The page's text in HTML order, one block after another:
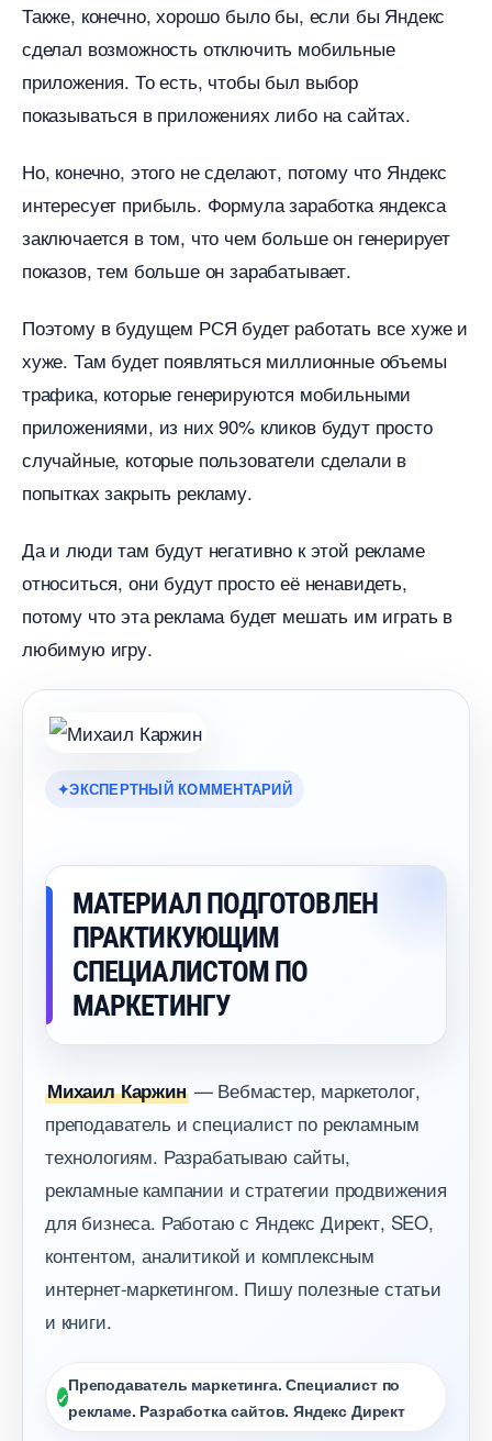
Также, конечно, хорошо было бы, если бы Яндекс
сделал возможность отключить мобильные
приложения. То есть, чтобы был выбор
показываться в приложениях либо на сайтах.
Но, конечно, этого не сделают, потому что Яндекс
интересует прибыль. Формула заработка яндекса
заключается в том, что чем больше он генерирует
показов, тем больше он зарабатывает.
Поэтому в будущем РСЯ будет работать все хуже и
хуже. Там будет появляться миллионные объемы
трафика, которые генерируются мобильными
приложениями, из них 90% кликов будут просто
случайные, которые пользователи сделали
попытках закрыть рекламу.
Да и люди там будут негативно к этой рекламе
относиться, они будут просто её ненавидеть,
потому что эта реклама будет мешать им играть
любимую игру.
ЭКСПЕРТНЫЙ КОММЕНТАРИЙ
МАТЕРИАЛ ПОДГОТОВЛЕН
ПРАКТИКУЮЩИМ
СПЕЦИАЛИСТОМ ПО
МАРКЕТИНГУ
Михаил Каржин— Вебмастер, маркетолог,
преподаватель и специалист по рекламным
технологиям. Разрабатываю сайты,
рекламные кампании и стратегии продвижения
для бизнеса. Работаю с Яндекс Директ, SEO,
контентом, аналитикой и комплексным
интернет-маркетингом. Пишу полезные статьи
и книги.
Преподаватель маркетинга. Специалист по
рекламе. Разработка сайтов. Яндекс Директ